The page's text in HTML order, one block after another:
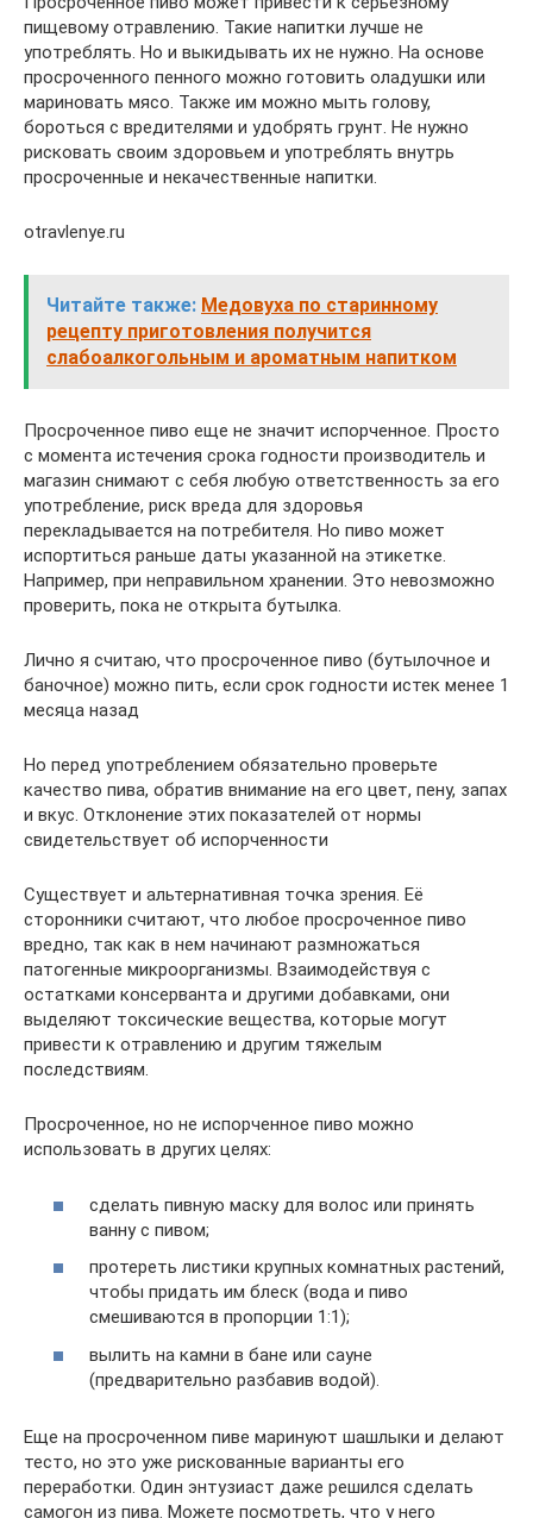
пищевому отравлению. Такие напитки лучше не
употреблять. Но и выкидывать их не нужно. На основе
просроченного пенного можно готовить оладушки или
мариновать мясо. Также им можно мыть голову,
бороться с вредителями и удобрять грунт. Не нужно
рисковать своим здоровьем и употреблять внутрь
просроченные и некачественные напитки.
otravlenye.ru
Читайте также: Медовуха по старинному
рецепту приготовления получится
слабоалкогольным и ароматным напитком
Просроченное пиво еще не значит испорченное. Просто
с момента истечения срока годности производитель и
магазин снимают с себя любую ответственность за его
употребление, риск вреда для здоровья
перекладывается на потребителя. Но пиво может
испортиться раньше даты указанной на этикетке.
Например, при неправильном хранении. Это невозможно
проверить, пока не открыта бутылка.
Лично я считаю, что просроченное пиво (бутылочное и
баночное) можно пить, если срок годности истек менее 1
месяца назад
Но перед употреблением обязательно проверьте
качество пива, обратив внимание на его цвет, пену, запах
и вкус. Отклонение этих показателей от нормы
свидетельствует об испорченности
Существует и альтернативная точка зрения. Её
сторонники считают, что любое просроченное пиво
вредно, так как в нем начинают размножаться
патогенные микроорганизмы. Взаимодействуя с
остатками консерванта и другими добавками, они
выделяют токсические вещества, которые могут
привести к отравлению и другим тяжелым
последствиям.
Просроченное, но не испорченное пиво можно
использовать в других целях:
сделать пивную маску для волос или принять
ванну с пивом;
протереть листики крупных комнатных растений,
чтобы придать им блеск (вода и пиво
смешиваются в пропорции 1:1);
вылить на камни в бане или сауне
(предварительно разбавив водой).
Еще на просроченном пиве маринуют шашлыки и делают
тесто, но это уже рискованные варианты его
переработки. Один энтузиаст даже решился сделать
самогон из пива. Можете посмотреть, что у него